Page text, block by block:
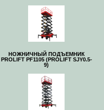
НОЖНИЧНЫЙ ПОДЪЕМНИК
PROLIFT PF1105 (PROLIFT SJY0.5-
9)